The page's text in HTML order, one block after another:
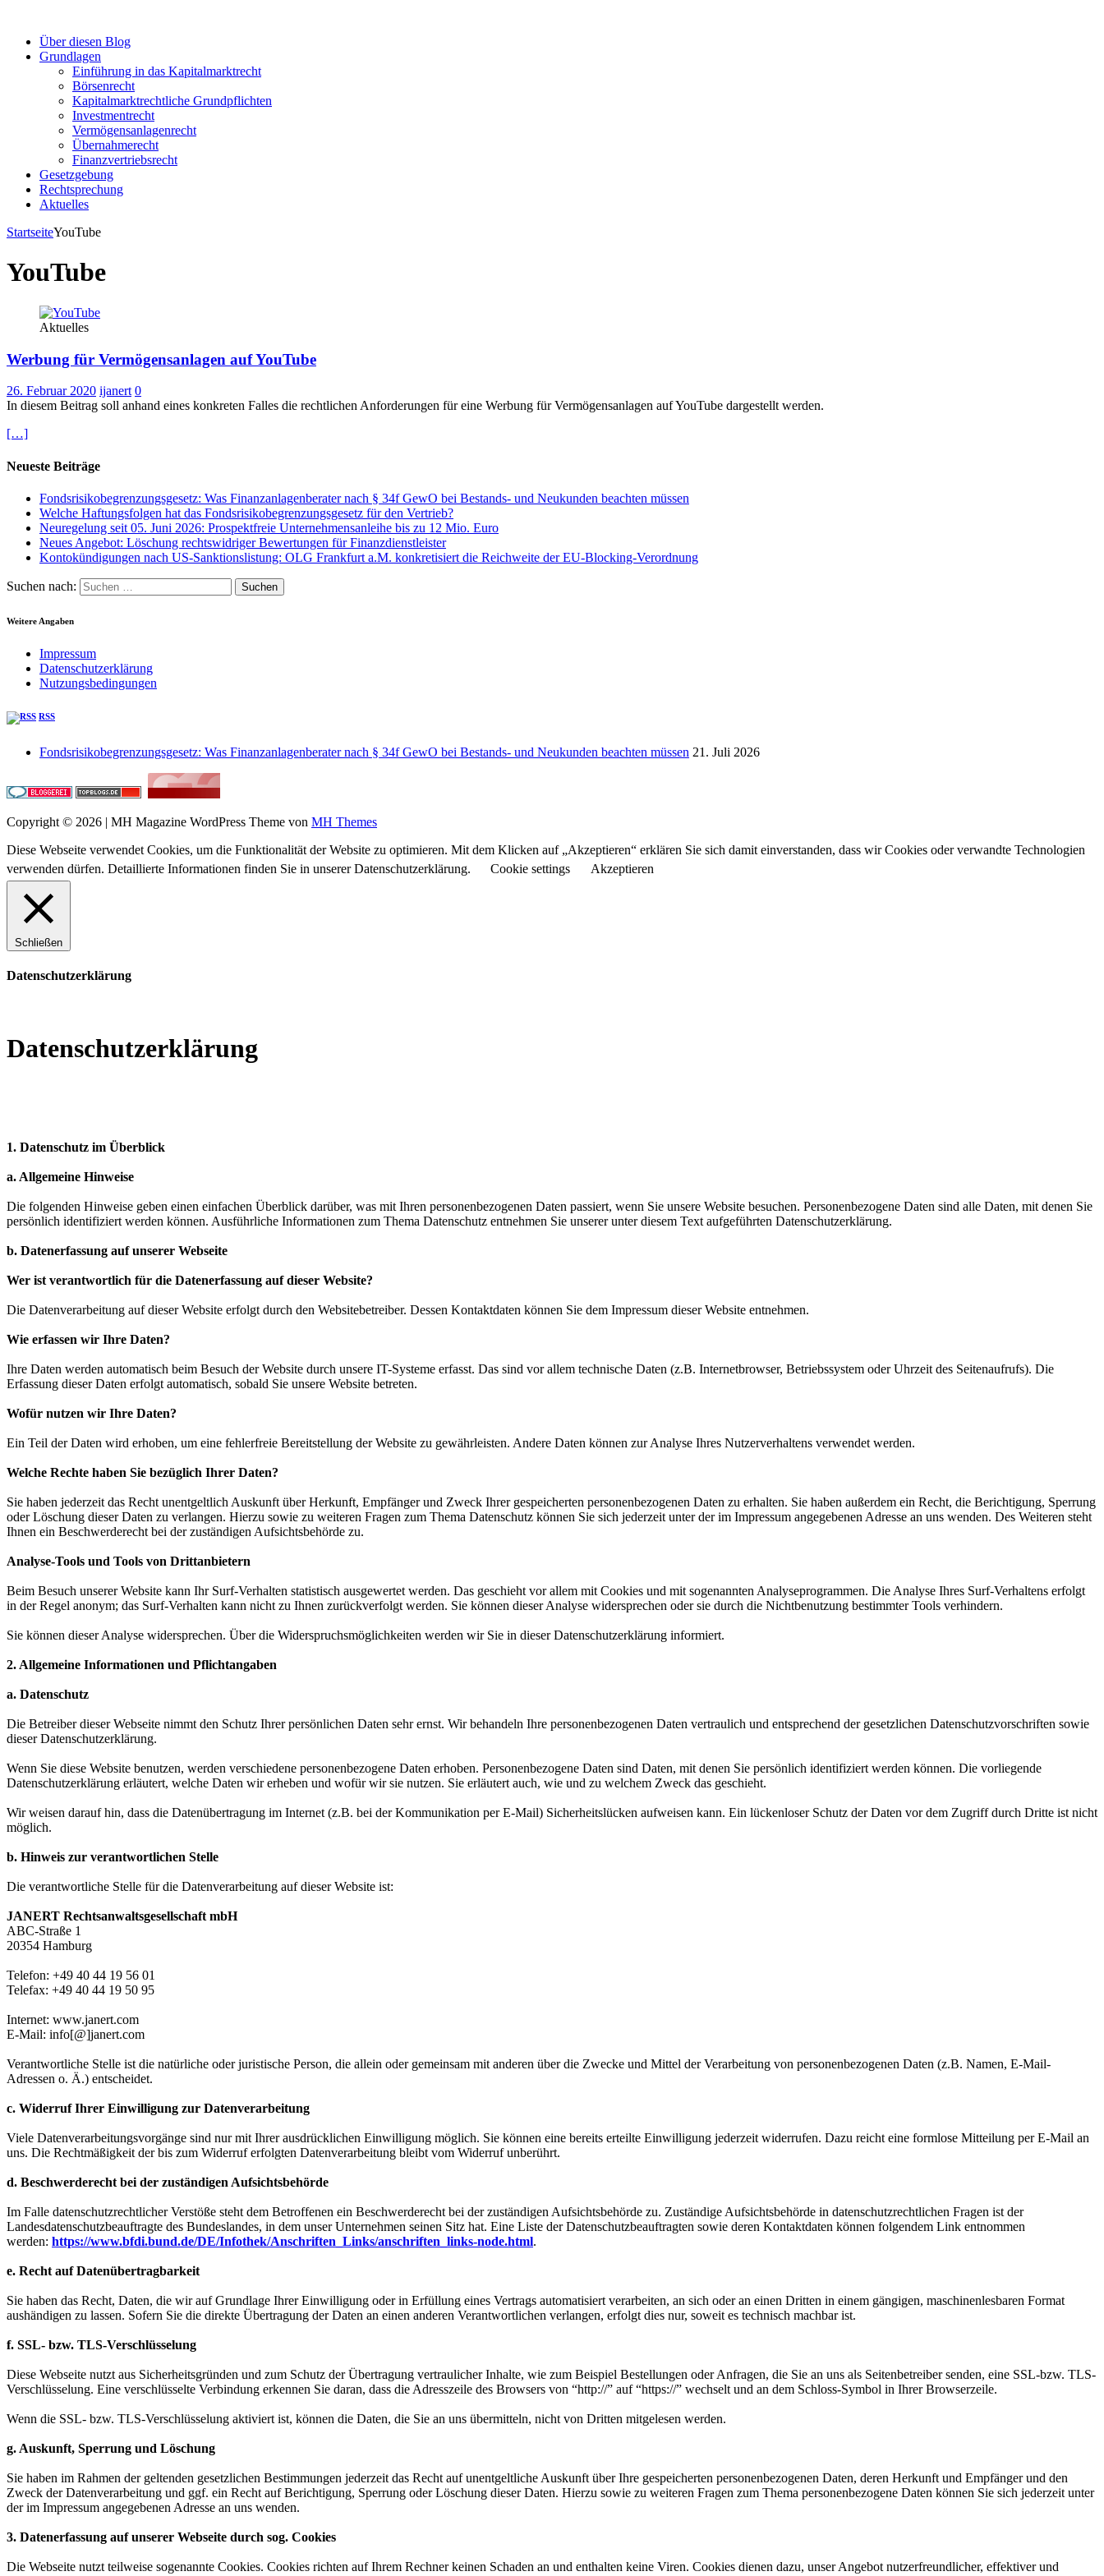
Über diesen Blog
Grundlagen
Einführung in das Kapitalmarktrecht
Börsenrecht
Kapitalmarktrechtliche Grundpflichten
Investmentrecht
Vermögensanlagenrecht
Übernahmerecht
Finanzvertriebsrecht
Gesetzgebung
Rechtsprechung
Aktuelles
StartseiteYouTube
YouTube
Aktuelles
Werbung für Vermögensanlagen auf YouTube
26. Februar 2020 ijanert 0
In diesem Beitrag soll anhand eines konkreten Falles die rechtlichen Anforderungen für eine Werbung für Vermögensanlagen auf YouTube dargestellt werden.
[…]
Neueste Beiträge
Fondsrisikobegrenzungsgesetz: Was Finanzanlagenberater nach § 34f GewO bei Bestands- und Neukunden beachten müssen
Welche Haftungsfolgen hat das Fondsrisikobegrenzungsgesetz für den Vertrieb?
Neuregelung seit 05. Juni 2026: Prospektfreie Unternehmensanleihe bis zu 12 Mio. Euro
Neues Angebot: Löschung rechtswidriger Bewertungen für Finanzdienstleister
Kontokündigungen nach US-Sanktionslistung: OLG Frankfurt a.M. konkretisiert die Reichweite der EU-Blocking-Verordnung
Suchen nach:
Weitere Angaben
Impressum
Datenschutzerklärung
Nutzungsbedingungen
RSS
Fondsrisikobegrenzungsgesetz: Was Finanzanlagenberater nach § 34f GewO bei Bestands- und Neukunden beachten müssen 21. Juli 2026
Copyright © 2026 | MH Magazine WordPress Theme von MH Themes
Diese Webseite verwendet Cookies, um die Funktionalität der Website zu optimieren. Mit dem Klicken auf „Akzeptieren“ erklären Sie sich damit einverstanden, dass wir Cookies oder verwandte Technologien
verwenden dürfen. Detaillierte Informationen finden Sie in unserer Datenschutzerklärung.
Cookie settings Akzeptieren
Schließen
Datenschutzerklärung
Datenschutzerklärung
1. Datenschutz im Überblick
a. Allgemeine Hinweise
Die folgenden Hinweise geben einen einfachen Überblick darüber, was mit Ihren personenbezogenen Daten passiert, wenn Sie unsere Website besuchen. Personenbezogene Daten sind alle Daten, mit denen Sie
persönlich identifiziert werden können. Ausführliche Informationen zum Thema Datenschutz entnehmen Sie unserer unter diesem Text aufgeführten Datenschutzerklärung.
b. Datenerfassung auf unserer Webseite
Wer ist verantwortlich für die Datenerfassung auf dieser Website?
Die Datenverarbeitung auf dieser Website erfolgt durch den Websitebetreiber. Dessen Kontaktdaten können Sie dem Impressum dieser Website entnehmen.
Wie erfassen wir Ihre Daten?
Ihre Daten werden automatisch beim Besuch der Website durch unsere IT-Systeme erfasst. Das sind vor allem technische Daten (z.B. Internetbrowser, Betriebssystem oder Uhrzeit des Seitenaufrufs). Die
Erfassung dieser Daten erfolgt automatisch, sobald Sie unsere Website betreten.
Wofür nutzen wir Ihre Daten?
Ein Teil der Daten wird erhoben, um eine fehlerfreie Bereitstellung der Website zu gewährleisten. Andere Daten können zur Analyse Ihres Nutzerverhaltens verwendet werden.
Welche Rechte haben Sie bezüglich Ihrer Daten?
Sie haben jederzeit das Recht unentgeltlich Auskunft über Herkunft, Empfänger und Zweck Ihrer gespeicherten personenbezogenen Daten zu erhalten. Sie haben außerdem ein Recht, die Berichtigung, Sperrung
oder Löschung dieser Daten zu verlangen. Hierzu sowie zu weiteren Fragen zum Thema Datenschutz können Sie sich jederzeit unter der im Impressum angegebenen Adresse an uns wenden. Des Weiteren steht
Ihnen ein Beschwerderecht bei der zuständigen Aufsichtsbehörde zu.
Analyse-Tools und Tools von Drittanbietern
Beim Besuch unserer Website kann Ihr Surf-Verhalten statistisch ausgewertet werden. Das geschieht vor allem mit Cookies und mit sogenannten Analyseprogrammen. Die Analyse Ihres Surf-Verhaltens erfolgt
in der Regel anonym; das Surf-Verhalten kann nicht zu Ihnen zurückverfolgt werden. Sie können dieser Analyse widersprechen oder sie durch die Nichtbenutzung bestimmter Tools verhindern.
Sie können dieser Analyse widersprechen. Über die Widerspruchsmöglichkeiten werden wir Sie in dieser Datenschutzerklärung informiert.
2. Allgemeine Informationen und Pflichtangaben
a. Datenschutz
Die Betreiber dieser Webseite nimmt den Schutz Ihrer persönlichen Daten sehr ernst. Wir behandeln Ihre personenbezogenen Daten vertraulich und entsprechend der gesetzlichen Datenschutzvorschriften sowie
dieser Datenschutzerklärung.
Wenn Sie diese Website benutzen, werden verschiedene personenbezogene Daten erhoben. Personenbezogene Daten sind Daten, mit denen Sie persönlich identifiziert werden können. Die vorliegende
Datenschutzerklärung erläutert, welche Daten wir erheben und wofür wir sie nutzen. Sie erläutert auch, wie und zu welchem Zweck das geschieht.
Wir weisen darauf hin, dass die Datenübertragung im Internet (z.B. bei der Kommunikation per E-Mail) Sicherheitslücken aufweisen kann. Ein lückenloser Schutz der Daten vor dem Zugriff durch Dritte ist nicht
möglich.
b. Hinweis zur verantwortlichen Stelle
Die verantwortliche Stelle für die Datenverarbeitung auf dieser Website ist:
JANERT Rechtsanwaltsgesellschaft mbH
ABC-Straße 1
20354 Hamburg
Telefon: +49 40 44 19 56 01
Telefax: +49 40 44 19 50 95
Internet: www.janert.com
E-Mail: info[@]janert.com
Verantwortliche Stelle ist die natürliche oder juristische Person, die allein oder gemeinsam mit anderen über die Zwecke und Mittel der Verarbeitung von personenbezogenen Daten (z.B. Namen, E-Mail-
Adressen o. Ä.) entscheidet.
c. Widerruf Ihrer Einwilligung zur Datenverarbeitung
Viele Datenverarbeitungsvorgänge sind nur mit Ihrer ausdrücklichen Einwilligung möglich. Sie können eine bereits erteilte Einwilligung jederzeit widerrufen. Dazu reicht eine formlose Mitteilung per E-Mail an
uns. Die Rechtmäßigkeit der bis zum Widerruf erfolgten Datenverarbeitung bleibt vom Widerruf unberührt.
d. Beschwerderecht bei der zuständigen Aufsichtsbehörde
Im Falle datenschutzrechtlicher Verstöße steht dem Betroffenen ein Beschwerderecht bei der zuständigen Aufsichtsbehörde zu. Zuständige Aufsichtsbehörde in datenschutzrechtlichen Fragen ist der
Landesdatenschutzbeauftragte des Bundeslandes, in dem unser Unternehmen seinen Sitz hat. Eine Liste der Datenschutzbeauftragten sowie deren Kontaktdaten können folgendem Link entnommen
werden: https://www.bfdi.bund.de/DE/Infothek/Anschriften_Links/anschriften_links-node.html.
e. Recht auf Datenübertragbarkeit
Sie haben das Recht, Daten, die wir auf Grundlage Ihrer Einwilligung oder in Erfüllung eines Vertrags automatisiert verarbeiten, an sich oder an einen Dritten in einem gängigen, maschinenlesbaren Format
aushändigen zu lassen. Sofern Sie die direkte Übertragung der Daten an einen anderen Verantwortlichen verlangen, erfolgt dies nur, soweit es technisch machbar ist.
f. SSL- bzw. TLS-Verschlüsselung
Diese Webseite nutzt aus Sicherheitsgründen und zum Schutz der Übertragung vertraulicher Inhalte, wie zum Beispiel Bestellungen oder Anfragen, die Sie an uns als Seitenbetreiber senden, eine SSL-bzw. TLS-
Verschlüsselung. Eine verschlüsselte Verbindung erkennen Sie daran, dass die Adresszeile des Browsers von “http://” auf “https://” wechselt und an dem Schloss-Symbol in Ihrer Browserzeile.
Wenn die SSL- bzw. TLS-Verschlüsselung aktiviert ist, können die Daten, die Sie an uns übermitteln, nicht von Dritten mitgelesen werden.
g. Auskunft, Sperrung und Löschung
Sie haben im Rahmen der geltenden gesetzlichen Bestimmungen jederzeit das Recht auf unentgeltliche Auskunft über Ihre gespeicherten personenbezogenen Daten, deren Herkunft und Empfänger und den
Zweck der Datenverarbeitung und ggf. ein Recht auf Berichtigung, Sperrung oder Löschung dieser Daten. Hierzu sowie zu weiteren Fragen zum Thema personenbezogene Daten können Sie sich jederzeit unter
der im Impressum angegebenen Adresse an uns wenden.
3. Datenerfassung auf unserer Webseite durch sog. Cookies
Die Webseite nutzt teilweise sogenannte Cookies. Cookies richten auf Ihrem Rechner keinen Schaden an und enthalten keine Viren. Cookies dienen dazu, unser Angebot nutzerfreundlicher, effektiver und